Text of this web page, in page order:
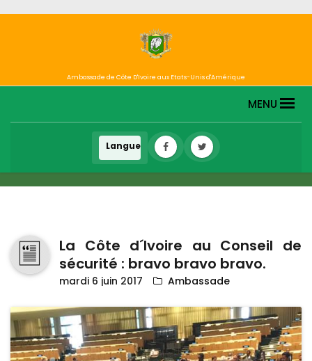
Ambassade de Côte D'Ivoire aux Etats-Unis d'Amérique
MENU
La Côte d´Ivoire au Conseil de
sécurité : bravo bravo bravo.
mardi 6 juin 2017 Ambassade